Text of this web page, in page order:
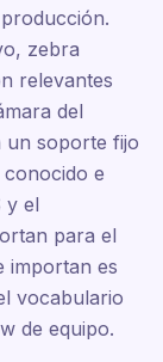
zebra
relevantes
del
un soporte fijo
e
y el
para el
importan es
vocabulario
de equipo.